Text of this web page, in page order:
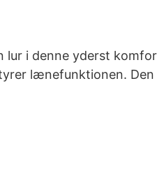
lur i denne yderst
lænefunktionen.